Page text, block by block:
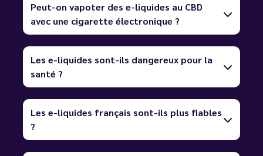
Peut-on vapoter des e-liquides au CBD
avec une cigarette électronique ?
Les e-liquides sont-ils dangereux pour la
santé ?
Les e-liquides français sont-ils plus fiables
?